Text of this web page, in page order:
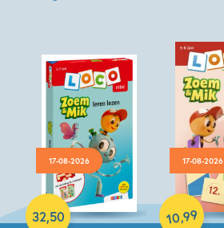
17-08-2026
32,50
Paperback
17-08-2026
10,99
Paperback